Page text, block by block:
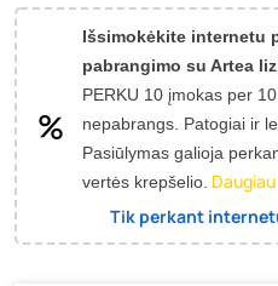
Išsimokėkite internetu
pabrangimo su Artea
PERKU 10 įmokas per
nepabrangs. Patogiai ir
Pasiūlymas galioja
vertės krepšelio.
Tik perkant